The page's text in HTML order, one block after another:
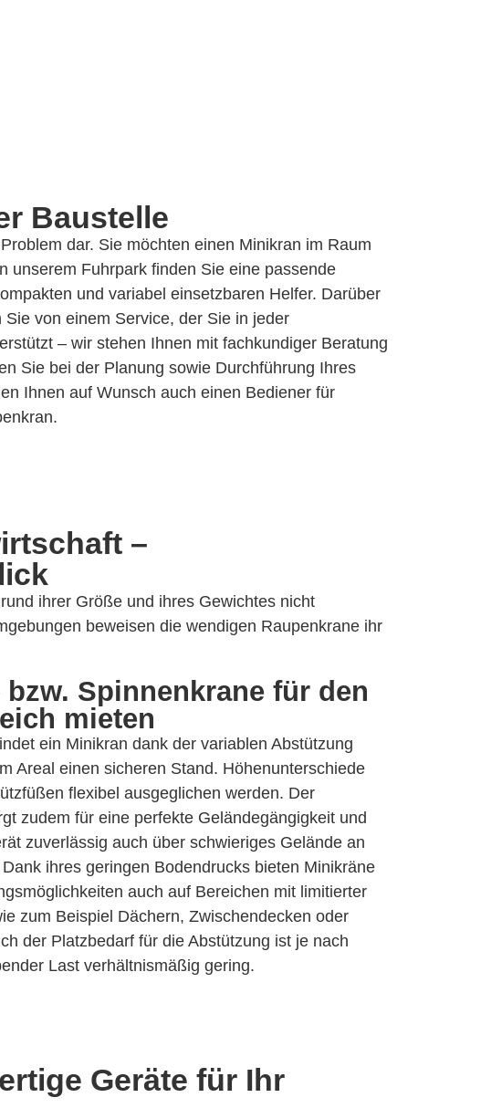
Baustelle
–
ihrer Größe und ihres Gewichtes nicht
beweisen die wendigen Raupenkrane ihr
Spinnenkrane für den
mieten
ein Minikran dank der variablen Abstützung
Areal einen sicheren Stand. Höhenunterschiede
flexibel ausgeglichen werden. Der
zudem für eine perfekte Geländegängigkeit und
zuverlässig auch über schwieriges Gelände an
ihres geringen Bodendrucks bieten Minikräne
auch auf Bereichen mit limitierter
zum Beispiel Dächern, Zwischendecken oder
der Platzbedarf für die Abstützung ist je nach
Last verhältnismäßig gering.
Geräte für Ihr